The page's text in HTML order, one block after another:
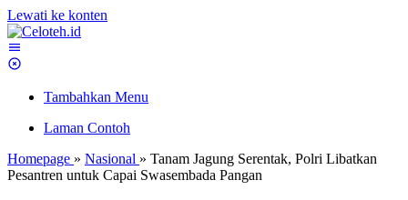
Lewati ke konten
Tambahkan Menu
Laman Contoh
Homepage » Nasional » Tanam Jagung Serentak, Polri Libatkan
Pesantren untuk Capai Swasembada Pangan